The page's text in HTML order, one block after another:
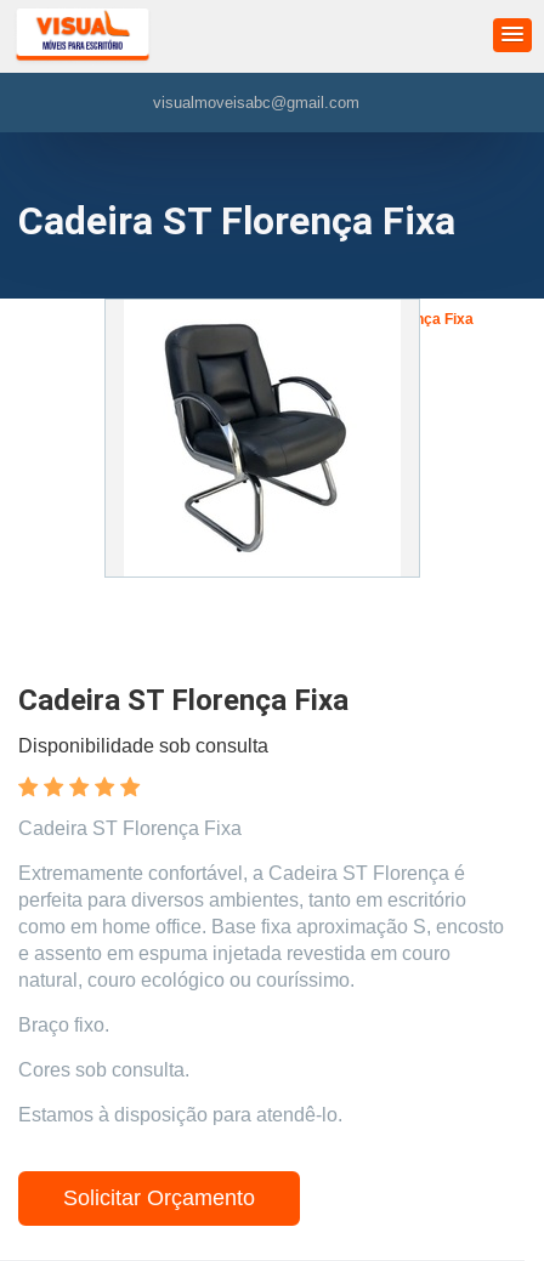
visualmoveisabc@gmail.com
Cadeira ST Florença Fixa
Cadeira ST Florença Fixa
Cadeira ST Florença Fixa
Disponibilidade sob consulta
Cadeira ST Florença Fixa
Extremamente confortável, a Cadeira ST Florença é
perfeita para diversos ambientes, tanto em escritório
como em home office. Base fixa aproximação S, encosto
e assento em espuma injetada revestida em couro
natural, couro ecológico ou couríssimo.
Braço fixo.
Cores sob consulta.
Estamos à disposição para atendê-lo.
Solicitar Orçamento